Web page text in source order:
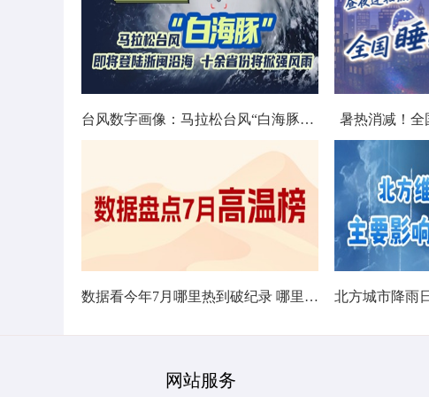
台风数字画像：马拉松台风“白海豚”将影响十余省份 暑热消减！全
数据看今年7月哪里热到破纪录 哪里暑热连轴转
网站服务